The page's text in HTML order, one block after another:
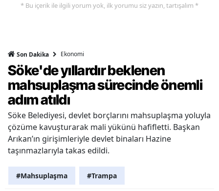
* Bu içerik ile ilgili yorum yok, ilk yorumu siz yazın, tartışalım *
Son Dakika Ekonomi
Söke'de yıllardır beklenen
mahsuplaşma sürecinde önemli
adım atıldı
Söke Belediyesi, devlet borçlarını mahsuplaşma yoluyla
çözüme kavuşturarak mali yükünü hafifletti. Başkan
Arıkan’ın girişimleriyle devlet binaları Hazine
taşınmazlarıyla takas edildi.
#Mahsuplaşma #Trampa